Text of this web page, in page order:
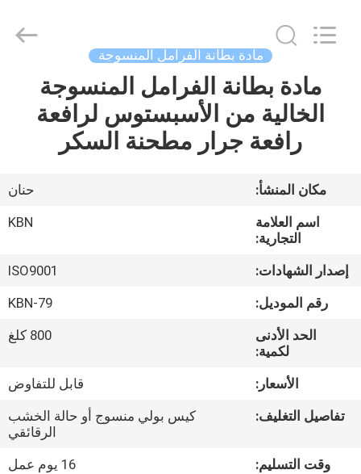
مسكن
منتجات
معلومات
جولة
المعمل
مراقبة
الجودة
اتصل
مادة بطانة الفرامل المنسوجة
مادة بطانة الفرامل المنسوجة
الخالية من الأسبستوس لرافعة
رافعة جرار مطحنة السكر
مكان المنشأ:
حنان
اسم العلامة
التجارية:
KBN
إصدار الشهادات:
ISO9001
رقم الموديل:
KBN-79
الحد الأدنى
لكمية:
800 كلغ
الأسعار:
قابل للتفاوض
تفاصيل التغليف:
كيس بولي منسوج أو حالة الخشب
الرقائقي
وقت التسليم:
16 يوم عمل